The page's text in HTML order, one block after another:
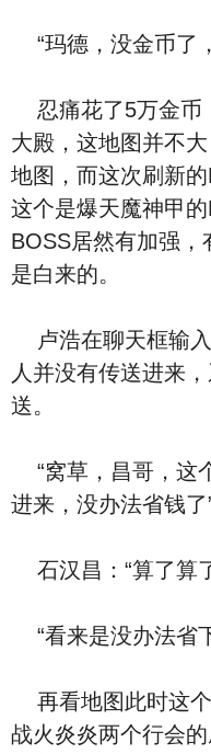
“玛德，没金币了
忍痛花了5万金币
大殿，这地图并不
地图，而这次刷新
这个是爆天魔神甲
BOSS居然有加强
是白来的。
卢浩在聊天框输
人并没有传送进来
送。
“窝草，昌哥，这
进来，没办法省钱了
石汉昌：“算了算
“看来是没办法省
再看地图此时这个
战火炎炎两个行会